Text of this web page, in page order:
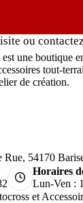
ou
est une boutique
tout-
de création.
Rue, 54170
Horaires
Lun-Ven :
et